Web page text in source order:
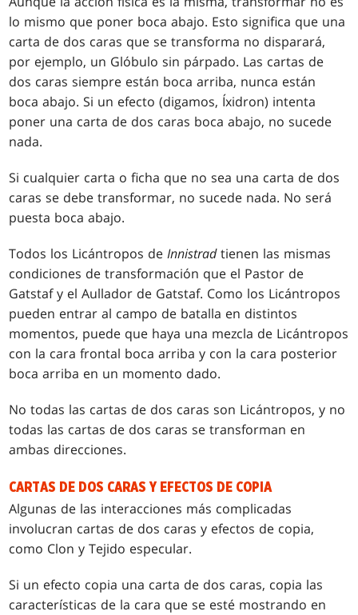
lo mismo que poner boca abajo. Esto significa que una
carta de dos caras que se transforma no disparará,
por ejemplo, un Glóbulo sin párpado. Las cartas de
dos caras siempre están boca arriba, nunca están
boca abajo. Si un efecto (digamos, Íxidron) intenta
poner una carta de dos caras boca abajo, no sucede
nada.
Si cualquier carta o ficha que no sea una carta de dos
caras se debe transformar, no sucede nada. No será
puesta boca abajo.
Todos los Licántropos deInnistradtienen las mismas
condiciones de transformación que el Pastor de
Gatstaf y el Aullador de Gatstaf. Como los Licántropos
pueden entrar al campo de batalla en distintos
momentos, puede que haya una mezcla de Licántropos
con la cara frontal boca arriba y con la cara posterior
boca arriba en un momento dado.
No todas las cartas de dos caras son Licántropos, y no
todas las cartas de dos caras se transforman en
ambas direcciones.
CARTAS DE DOS CARAS Y EFECTOS DE COPIA
Algunas de las interacciones más complicadas
involucran cartas de dos caras y efectos de copia,
como Clon yTejido especular.
Si un efecto copia una carta de dos caras, copia las
características de la cara que se esté mostrando en